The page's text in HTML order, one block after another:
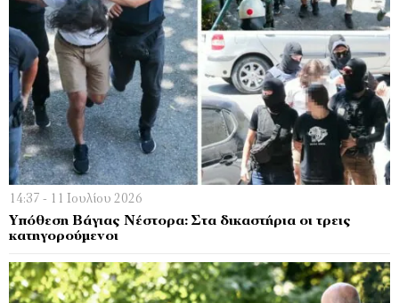
14:37 - 11 Ιουλίου 2026
Υπόθεση Βάγιας Νέστορα: Στα δικαστήρια οι τρεις
κατηγορούμενοι